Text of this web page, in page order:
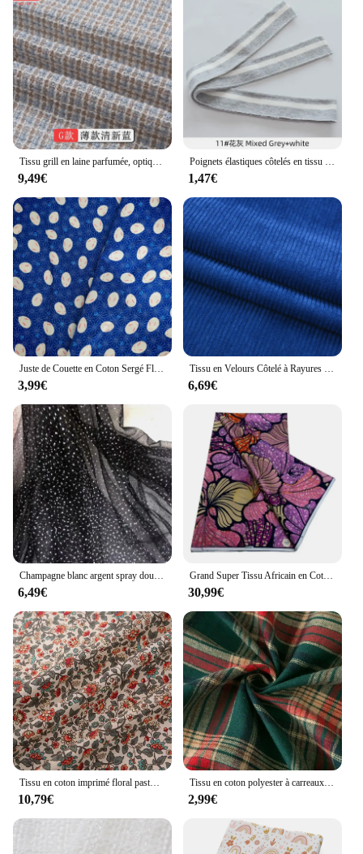
Tissu grill en laine parfumée, optique haut de gamme, tweed de laine, manteau émaillé, jupe habillée, tissu à coudre décliné bricolage, petit, 150cm x 50cm
9,49€
Poignets élastiques côtelés en tissu tricoté pour pull, manchettes pour vêtements, jambes de pantalon, réparation sans couture, allongement, couture, accessoires de bricolage
1,47€
Juste de Couette en Coton Sergé Floral Frais, Fabrication de Vêtements de Bébé, Bricolage, Pyjama Nouveau-Né, Drap de Lit en Tissu, 160x50cm
3,99€
Tissu en Velours Côtelé à Rayures pour la Couture, Pardessus, Jupe, Oreiller, Drap de Lit, Couverture de Vêtements, Doublure Textile de Maison, 50x150cm
6,69€
Champagne blanc argent spray doux Tulle étincelles voile doux robe de mariée tissu photographie de mariage fond tissu pour enfants
6,49€
Grand Super Tissu Africain en Coton à Imprimé Ankara, 6Yards, 100% Coton, pour la Couture de Robes
30,99€
Tissu en coton imprimé floral pastChev, 150x100cm TJ9873, étoffe pour robes d'été exécutives, confection à la main
10,79€
Tissu en coton polyester à carreaux pour la couture, l'optique moyenne, la jupe des dames, l'uniforme scolaire, les décorations de Noël
2,99€